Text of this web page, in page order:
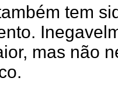
tem
mas não